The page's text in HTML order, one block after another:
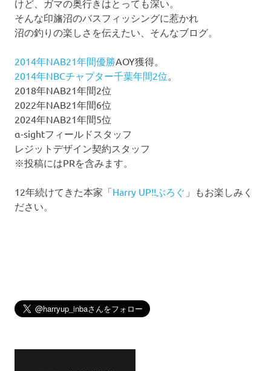
けど、ガマの奥行きはとっても深い。
そんな印旛沼のバスフィッシングに惹かれ
沼の釣りの楽しさを伝えたい、そんなブログ。
2014年NAB21年間優勝AOY獲得。
2014年NBCチャプター千葉年間2位。
2018年NAB21年間2位
2022年NAB21年間6位
2024年NAB21年間5位
α-sightフィールドスタッフ
レジットデザイン契約スタッフ
※投稿にはPRを含みます。
12年続けてきた本家「Harry UP!!ぶろぐ 」もお楽しみく
ださい。